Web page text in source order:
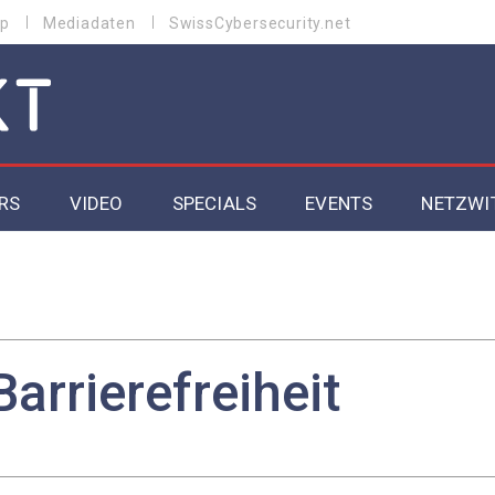
Mediadaten SwissCybersecurity.net
VIDEO SPECIALS
Cloud & Managed Services 2026
EVENTS